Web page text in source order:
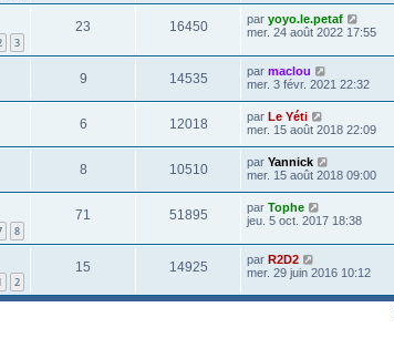
3
23 16450 par yoyo.le.petaf
mer. 24 août 2022 17:55
9 14535 par maclou
mer. 3 févr. 2021 22:32
6 12018 par Le Yéti
mer. 15 août 2018 22:09
8 10510 par Yannick
mer. 15 août 2018 09:00
8
71 51895 par Tophe
jeu. 5 oct. 2017 18:38
2
15 14925 par R2D2
mer. 29 juin 2016 10:12